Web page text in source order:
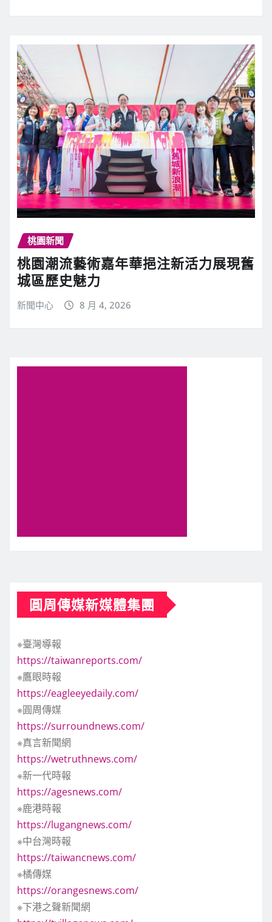
桃園新聞
桃園潮流藝術嘉年華挹注新活力展現舊
城區歷史魅力
新聞中心 8 月 4, 2026
圓周傳媒新媒體集團
※臺灣導報
https://taiwanreports.com/
※鷹眼時報
https://eagleeyedaily.com/
※圓周傳媒
https://surroundnews.com/
※真言新聞網
https://wetruthnews.com/
※新一代時報
https://agesnews.com/
※鹿港時報
https://lugangnews.com/
※中台灣時報
https://taiwancnews.com/
※橘傳媒
https://orangesnews.com/
※下港之聲新聞網